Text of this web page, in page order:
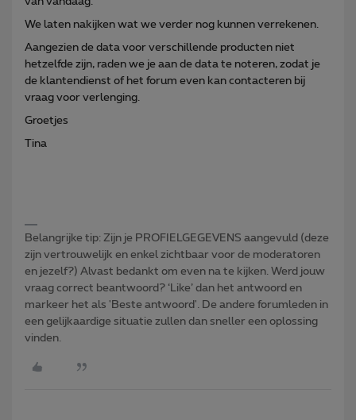
We laten nakijken wat we verder nog kunnen verrekenen.
Aangezien de data voor verschillende producten niet
hetzelfde zijn, raden we je aan de data te noteren, zodat je
de klantendienst of het forum even kan contacteren bij
vraag voor verlenging.
Groetjes
Tina
Belangrijke tip: Zijn je PROFIELGEGEVENS aangevuld (deze
zijn vertrouwelijk en enkel zichtbaar voor de moderatoren
en jezelf?) Alvast bedankt om even na te kijken. Werd jouw
vraag correct beantwoord? ‘Like’ dan het antwoord en
markeer het als 'Beste antwoord'. De andere forumleden in
een gelijkaardige situatie zullen dan sneller een oplossing
vinden.